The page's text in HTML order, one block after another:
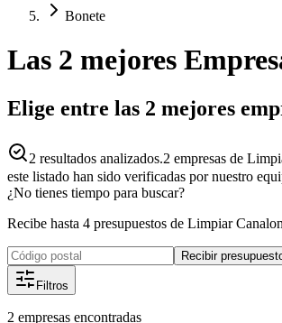
Bonete
Las 2 mejores
Elige entre las 2 mejores
2 resultados analizados.2 empresas de
este listado han sido verificadas por nuestro
¿No tienes tiempo para buscar?
Recibe hasta 4 presupuestos de Limpiar
Recibir
Filtros
2 empresas encontradas